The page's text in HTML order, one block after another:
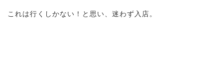
これは行くしかない！と思い、迷わず入店。